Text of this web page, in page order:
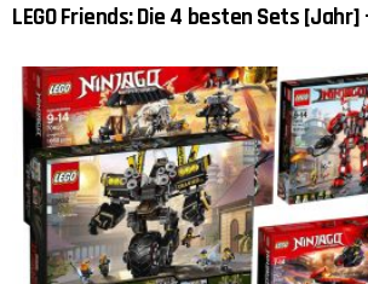
LEGO Friends: Die 4 besten Sets [Jahr]